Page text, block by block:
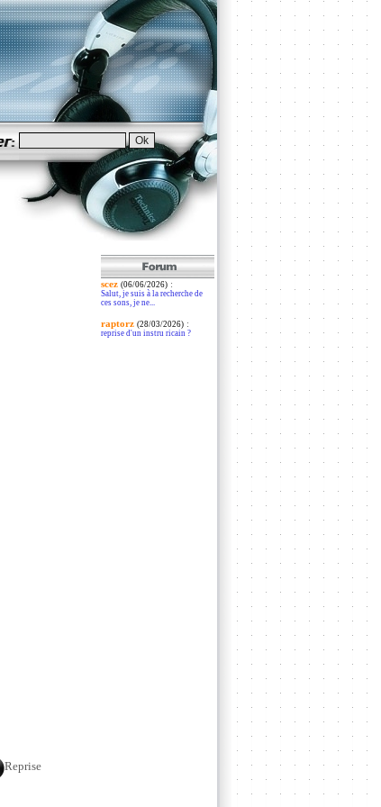
Reprise
scez (06/06/2026):
Salut, je suis à la recherche de
ces sons, je ne...
raptorz (28/03/2026):
reprise d'un instru ricain ?